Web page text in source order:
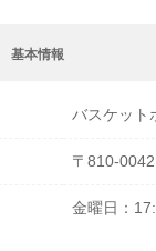
基本情報
バスケット
〒810-
金曜日：